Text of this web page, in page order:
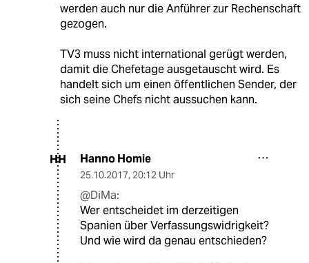
werden auch nur die Anführer zur Rechenschaft
gezogen.
TV3 muss nicht international gerügt werden,
damit die Chefetage ausgetauscht wird. Es
handelt sich um einen öffentlichen Sender, der
sich seine Chefs nicht aussuchen kann.
HH Hanno Homie
25.10.2017, 20:12 Uhr
@DiMa:
Wer entscheidet im derzeitigen
Spanien über Verfassungswidrigkeit?
Und wie wird da genau entschieden?